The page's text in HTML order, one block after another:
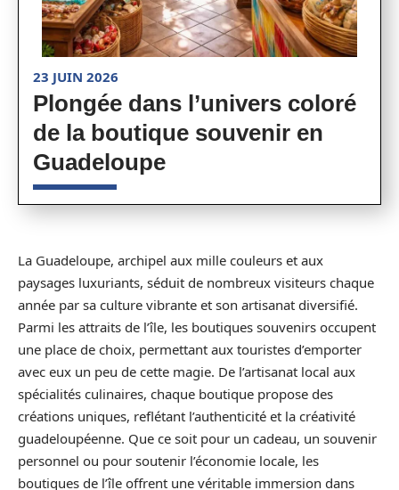
23 JUIN 2026
Plongée dans l’univers coloré
de la boutique souvenir en
Guadeloupe
La Guadeloupe, archipel aux mille couleurs et aux
paysages luxuriants, séduit de nombreux visiteurs chaque
année par sa culture vibrante et son artisanat diversifié.
Parmi les attraits de l’île, les boutiques souvenirs occupent
une place de choix, permettant aux touristes d’emporter
avec eux un peu de cette magie. De l’artisanat local aux
spécialités culinaires, chaque boutique propose des
créations uniques, reflétant l’authenticité et la créativité
guadeloupéenne. Que ce soit pour un cadeau, un souvenir
personnel ou pour soutenir l’économie locale, les
boutiques de l’île offrent une véritable immersion dans